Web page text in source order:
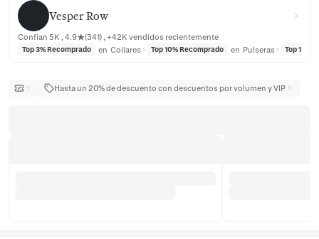
Vesper Row
Vesper Row
Confían 5K , 4.9★(341) , +42K vendidos recientemente
Top 3% Recomprado en Collares Top 10% Recomprado en Pulseras Top 10%
Hasta un 20% de descuento con descuentos por volumen y VIP